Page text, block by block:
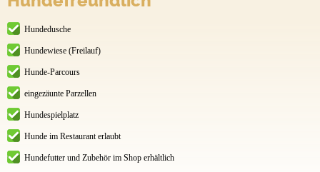
- Angelkartenverkauf
- Vermietung von Schlaffässern, Baumzelte, Ferienhäusern, Bungalows und Wohnwagen
- 20 Reisemobilstellplätze
- während der Hauptsaison 24-h Anreise möglich bei vorheriger telefonischer Absprache
Hundedusche
Hundewiese (Freilauf)
Hunde-Parcours
eingezäunte Parzellen
Hundespielplatz
Hunde im Restaurant erlaubt
Hundefutter und Zubehör im Shop erhältlich